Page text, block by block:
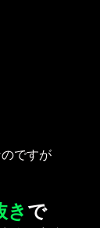
ですが
き で